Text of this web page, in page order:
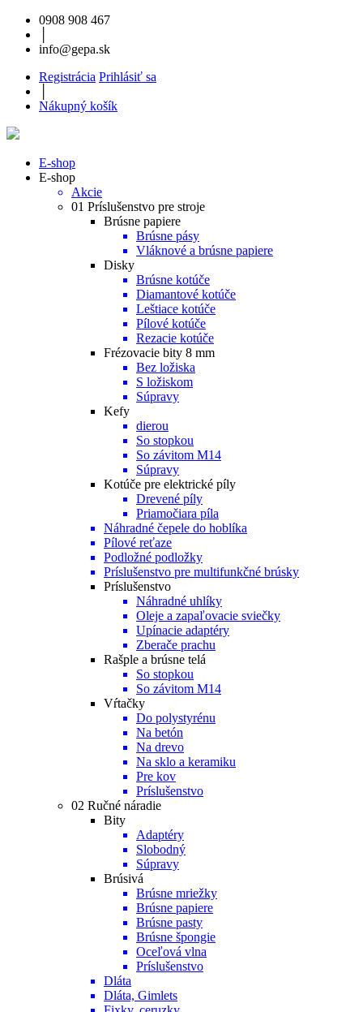
0908 908 467
info@gepa.sk
Registrácia Prihlásiť sa
Nákupný košík
E-shop
E-shop
Akcie
01 Príslušenstvo pre stroje
Brúsne papiere
Brúsne pásy
Vláknové a brúsne papiere
Disky
Brúsne kotúče
Diamantové kotúče
Leštiace kotúče
Pílové kotúče
Rezacie kotúče
Frézovacie bity 8 mm
Bez ložiska
S ložiskom
Súpravy
Kefy
dierou
So stopkou
So závitom M14
Súpravy
Kotúče pre elektrické píly
Drevené píly
Priamočiara píla
Náhradné čepele do hoblíka
Pílové reťaze
Podložné podložky
Príslušenstvo pre multifunkčné brúsky
Príslušenstvo
Náhradné uhlíky
Oleje a zapaľovacie sviečky
Upínacie adaptéry
Zberače prachu
Rašple a brúsne telá
So stopkou
So závitom M14
Vŕtačky
Do polystyrénu
Na betón
Na drevo
Na sklo a keramiku
Pre kov
Príslušenstvo
02 Ručné náradie
Bity
Adaptéry
Slobodný
Súpravy
Brúsivá
Brúsne mriežky
Brúsne papiere
Brúsne pasty
Brúsne špongie
Oceľová vlna
Príslušenstvo
Dláta
Dláta, Gimlets